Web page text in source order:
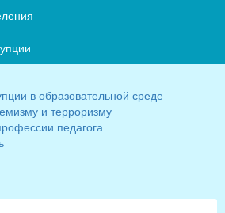
в образовательной среде
и терроризму
педагога